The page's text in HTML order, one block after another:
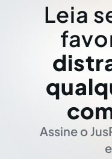
Leia
Assine o